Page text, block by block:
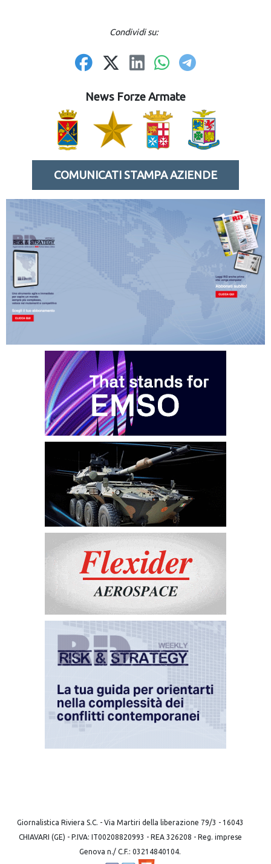
Condividi su:
News Forze Armate
COMUNICATI STAMPA AZIENDE
Giornalistica Riviera S.C. - Via Martiri della liberazione 79/3 - 16043
CHIAVARI (GE) - P.IVA: IT00208820993 - REA 326208 - Reg. imprese
Genova n./ C.F.: 03214840104.